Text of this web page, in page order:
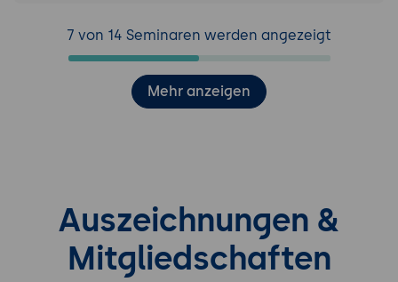
7 von 14 Seminaren werden angezeigt
Mehr anzeigen
Auszeichnungen &
Mitgliedschaften